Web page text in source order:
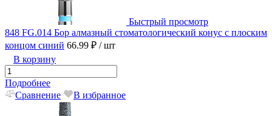
Быстрый просмотр
848 FG.014 Бор алмазный стоматологический конус с плоским
концом синий 66.99 ₽ / шт
В корзину
Подробнее
Сравнение
В избранное